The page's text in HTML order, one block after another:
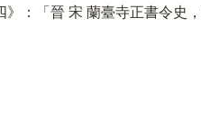
：「晉 宋 蘭臺寺正書令史